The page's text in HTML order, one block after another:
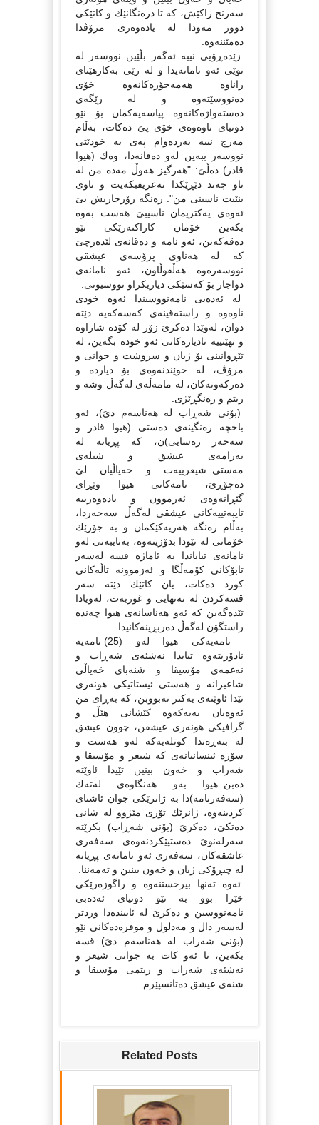
سەرنج راكێش، كە تا درەنگانێك و كاتێكى
دوور مەودا لە یادەوەرى مرۆڤدا
دەمێننەوە.
زێدەڕۆیى نییە ئەگەر بڵێین نووسەر لە
توێى ئەو نامانەیدا و لە رێى بەكارهێناى
راناوە هەمەجۆرەكانەوە خۆى
دەنووسێتەوە و لە رێگەى
دەستەواژەكانەوە پیاسەیەكمان بۆ نێو
دونیاى ناوەوەى خۆى پىَ دەكات، بەڵام
مەرج نییە بەردەوام پەى بە خودێتى
نووسەر ببەین لەو دەقانەدا، وەك (هیوا
قادر) دەڵىَ: "هەرگیز هەوڵ مەدە من لە
ناو چەند دێڕێكدا تەعریفبكەیت و ناوى
بنێیت ناسینى من". رەنگە زۆرجاریش بىَ
ئەوەى یەكتریمان ناسیبىَ هەست بەوە
بكەین خۆمان كاراكتەرێكى نێو
دەقەكەین، ئەو نامە و دەقانەى لێدەرچىَ
كە لە هەناوى پرۆسەى عیشقى
نووسەرەوە هەڵقوڵاون، ئەو نامانەى
دواجار بۆ كەسێكى دیاریكراو نووسیونى.
لە ئەدەبى نامەنووسیندا ئەوە خودى
ناوەوە و راستەقینەى كەسەكەیە دێتە
دوان، لەوێدا دەكرىَ زۆر لە كۆدە شاراوە
و نهێنییە نادیارەكانى ئەو خودە بگەین، لە
تێڕوانینى بۆ ژیان و سروشت و جوانى و
مرۆڤ، لە خوێندنەوەى بۆ دیاردە و
دەركەوتەكان، لە مامەڵەى لەگەڵ وشە و
ریتم و رەنگڕێژى.
(بۆنى شەڕاب لە هەناسەم دىَ)، ئەو
باخچە رەنگینەى دەستى (هیوا قادر و
سەحەر رەسایى)ن، كە پڕیانە لە
بەرامەى عیشق و شیلەى
مەستى..شیعرییەت و خەیاڵیان لىَ
دەچۆڕىَ، نامەكانى هیوا وێڕاى
گێڕانەوەى ئەزموون و یادەوەرییە
تایبەتییەكانى عیشقى لەگەڵ سەحەردا،
بەڵام رەنگە هەریەكێكمان و بە جۆرێك
خۆمانى لە نێودا بدۆزینەوە، بەتایبەتى لەو
نامانەى تیایاندا بە ئاماژە قسە لەسەر
تابۆكانى كۆمەڵگا و ئەزموونە تاڵەكانى
كورد دەكات، یان كاتێك دێتە سەر
قسەكردن لە تەنهایى و غوربەت، لەویادا
تێدەگەین كە ئەو هەناسانەى هیوا چەندە
راستگۆن لەگەڵ دەربڕینەكانیدا.
نامەیەكى هیوا لەو (25) نامەیە
نادۆزیتەوە تیایدا نەشئەى شەڕاب و
نەغمەى مۆسیقا و شنەباى خەیاڵى
شاعیرانە و هەستى ئیستاتیكى هونەرى
تێدا ئاوێتەى یەكتر نەبووبن، كە بەڕاى من
ئەوەیان بەیەكەوە كێشانى هێڵ و
گرافیكى هونەرى عیشقن، چوون عیشق
لە بنەڕەتدا كوتلەیەكە لەو هەست و
سۆزە ئینسانیانەى كە شیعر و مۆسیقا و
شەراب و خەون بینین تێیدا ئاوێتە
دەبن..هیوا بەو هەنگاوەى لەتەك
(سەفەرنامە)دا بە ژانرێكى جوان ئاشناى
كردینەوە، ژانرێك تۆزى مێژوو لە شانى
دەتكىَ، دەكرىَ (بۆنى شەڕاب) بكرێتە
سەرلەنوىَ دەستپێكردنەوەى سەفەرى
عاشقەكان، سەفەرى ئەو نامانەى پڕیانە
لە چیڕۆكى ژیان و خەون بینین و تەمەننا.
ئەوە تەنها بیرخستنەوە و راگوزەرێكى
خێرا بوو بە نێو دونیاى ئەدەبى
نامەنووسین و دەكرىَ لە ئاییندەدا وردتر
لەسەر دال و مەدلول و موفرەدەكانى نێو
(بۆنى شەراب لە هەناسەم دىَ) قسە
بكەین، تا ئەو كات بە جوانى شیعر و
نەشئەى شەراب و ریتمى مۆسیقا و
شنەى عیشق دەتانسپێرم.
Related Posts